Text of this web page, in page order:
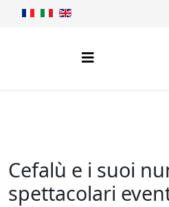
Cefalù e i suoi
spettacolari